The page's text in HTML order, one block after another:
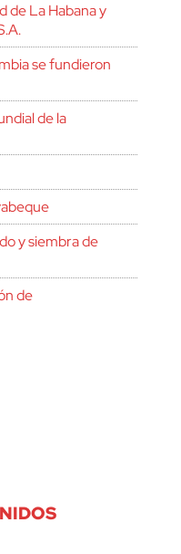
de La Habana y
se fundieron
de la
y siembra de
de